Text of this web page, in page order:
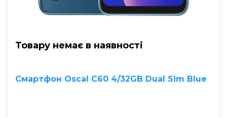
Товару немає в наявностi
Смартфон Oscal C60 4/32GB Dual Sim Blue